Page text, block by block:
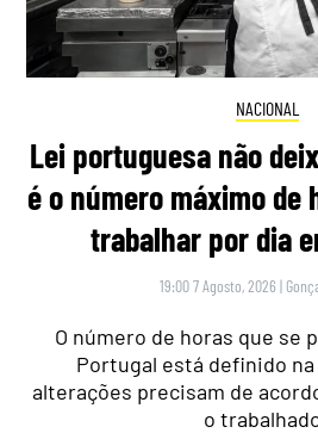
NACIONAL
Lei portuguesa não
é o número máximo de
trabalhar por dia
19:00 7 Agosto, 2026 |
O número de horas que se
Portugal está definido
alterações precisam de
o